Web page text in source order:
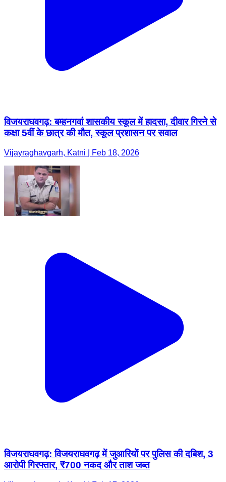
विजयराघवगढ़: बम्हनगवां शासकीय स्कूल में हादसा, दीवार गिरने से
कक्षा 5वीं के छात्र की मौत, स्कूल प्रशासन पर सवाल
Vijayraghavgarh, Katni | Feb 18, 2026
विजयराघवगढ़: विजयराघवगढ़ में जुआरियों पर पुलिस की दबिश, 3
आरोपी गिरफ्तार, ₹700 नकद और ताश जब्त